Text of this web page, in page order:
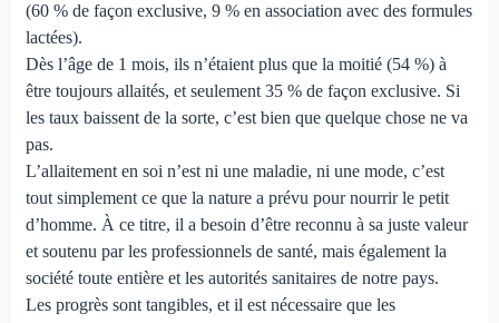
(60 % de façon exclusive, 9 % en association avec des formules
lactées).
Dès l’âge de 1 mois, ils n’étaient plus que la moitié (54 %) à
être toujours allaités, et seulement 35 % de façon exclusive. Si
les taux baissent de la sorte, c’est bien que quelque chose ne va
pas.
L’allaitement en soi n’est ni une maladie, ni une mode, c’est
tout simplement ce que la nature a prévu pour nourrir le petit
d’homme. À ce titre, il a besoin d’être reconnu à sa juste valeur
et soutenu par les professionnels de santé, mais également la
société toute entière et les autorités sanitaires de notre pays.
Les progrès sont tangibles, et il est nécessaire que les